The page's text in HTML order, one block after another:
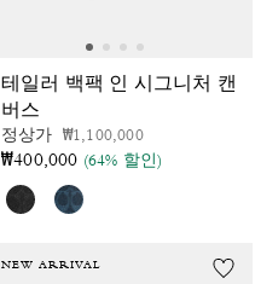
테일러 백팩 인 시그니처 캔
버스
정상가 가격 인하 전
₩1,100,000인하됨
₩400,000 (64% 할인)
NEW ARRIVAL